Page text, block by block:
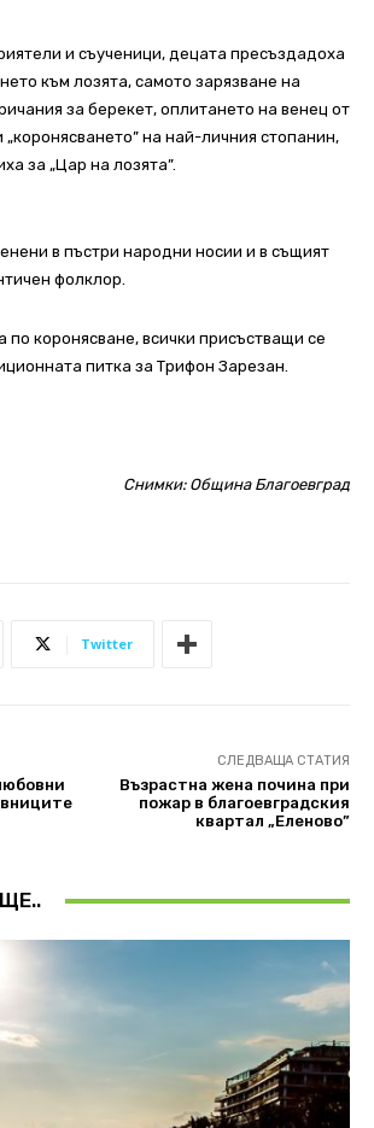
и съученици, децата пресъздадоха
към лозята, самото зарязване на
за берекет, оплитането на венец от
„коронясването” на най-личния стопанин,
за „Цар на лозята”.
в пъстри народни носии и в същият
фолклор.
коронясване, всички присъстващи се
питка за Трифон Зарезан.
Снимки: Община Благоевград
Twitter
СЛЕДВАЩА СТАТИЯ
Възрастна жена почина при
пожар в благоевградския
квартал „Еленово”